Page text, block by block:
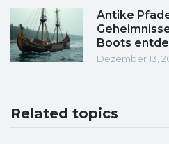
Antike
Boots
Dezember 13,
Related topics